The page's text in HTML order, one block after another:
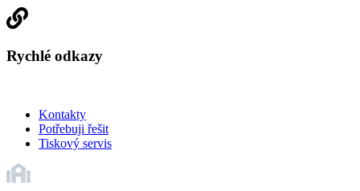
Rychlé odkazy
Kontakty
Potřebuji řešit
Tiskový servis